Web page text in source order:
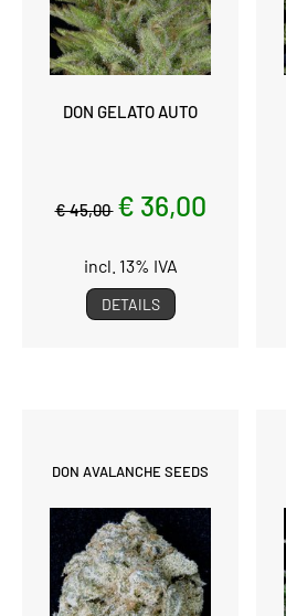
DON GELATO AUTO
€ 45,00 € 36,00
incl. 13% IVA
DETAILS
DON AVALANCHE SEEDS